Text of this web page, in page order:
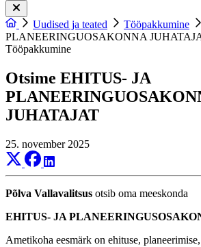
Uudised ja teated Tööpakkumine
PLANEERINGUOSAKONNA
Tööpakkumine
Otsime EHITUS- JA
JUHATAJAT
25. november 2025
Põlva Vallavalitsus otsib oma meeskonda
EHITUS- JA
Ametikoha eesmärk on ehituse,